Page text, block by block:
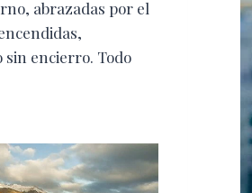
abrazadas por el
sin encierro. Todo